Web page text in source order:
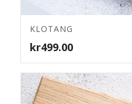
KLOTANG
kr499.00